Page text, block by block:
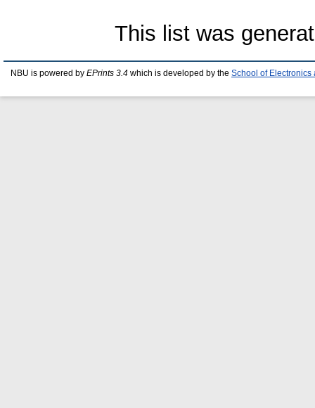
This list was
NBU is powered by EPrints 3.4 which is developed by the School of Electronics